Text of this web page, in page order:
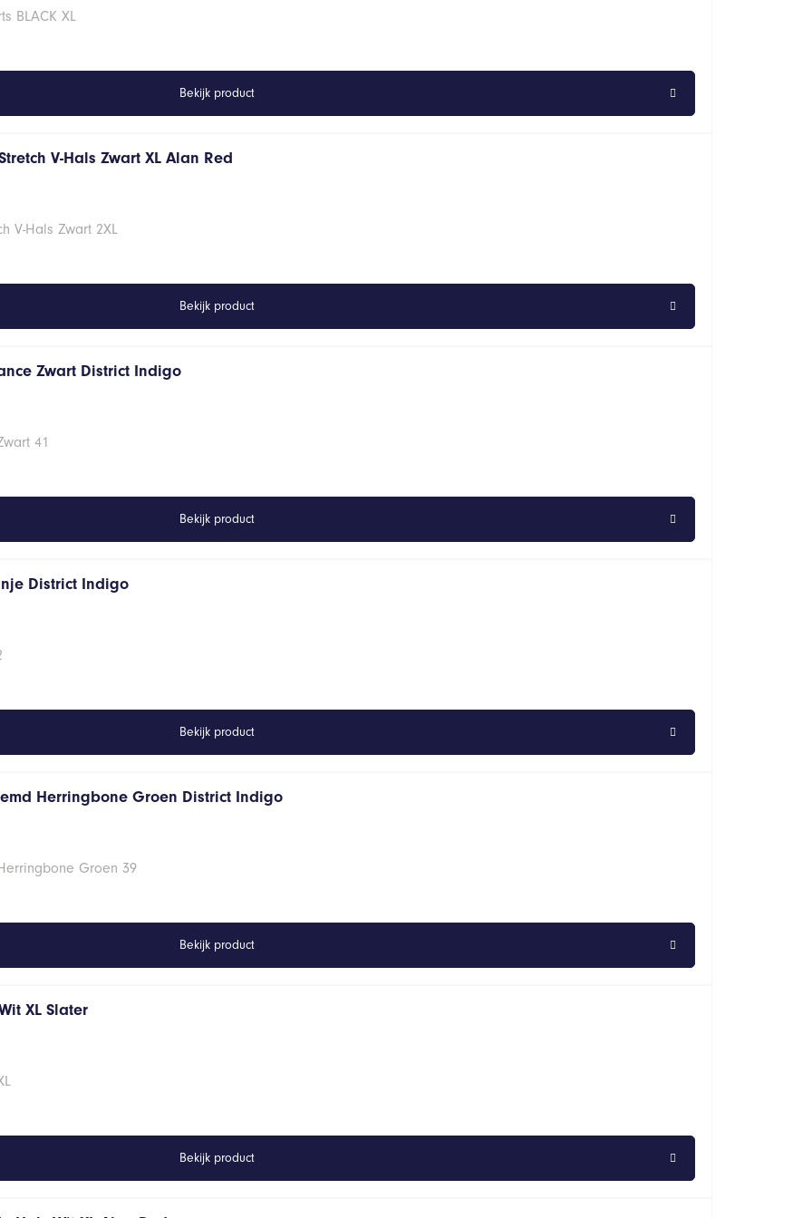
BLACK XL
Bekijk product
V-Hals Zwart XL Alan Red
V-Hals Zwart 2XL
Bekijk product
Zwart District Indigo
41
Bekijk product
District Indigo
Bekijk product
Herringbone Groen District Indigo
Groen 39
Bekijk product
XL Slater
Bekijk product